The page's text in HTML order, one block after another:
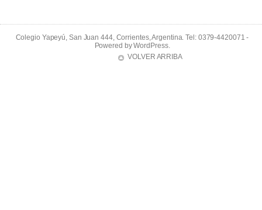
Colegio Yapeyú, San Juan 444, Corrientes, Argentina. Tel: 0379-4420071 -
Powered byWordPress.
VOLVER ARRIBA